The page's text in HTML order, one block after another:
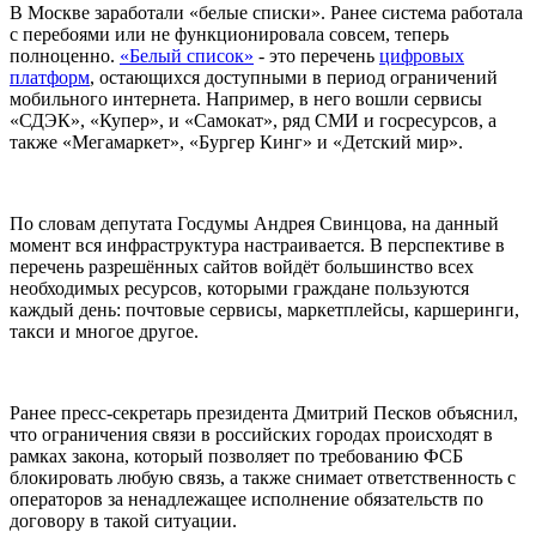
В Москве заработали «белые списки». Ранее система работала
с перебоями или не функционировала совсем, теперь
полноценно. «Белый список» - это перечень цифровых
платформ, остающихся доступными в период ограничений
мобильного интернета. Например, в него вошли сервисы
«СДЭК», «Купер», и «Самокат», ряд СМИ и госресурсов, а
также «Мегамаркет», «Бургер Кинг» и «Детский мир».
По словам депутата Госдумы Андрея Свинцова, на данный
момент вся инфраструктура настраивается. В перспективе в
перечень разрешённых сайтов войдёт большинство всех
необходимых ресурсов, которыми граждане пользуются
каждый день: почтовые сервисы, маркетплейсы, каршеринги,
такси и многое другое.
Ранее пресс-секретарь президента Дмитрий Песков объяснил,
что ограничения связи в российских городах происходят в
рамках закона, который позволяет по требованию ФСБ
блокировать любую связь, а также снимает ответственность с
операторов за ненадлежащее исполнение обязательств по
договору в такой ситуации.